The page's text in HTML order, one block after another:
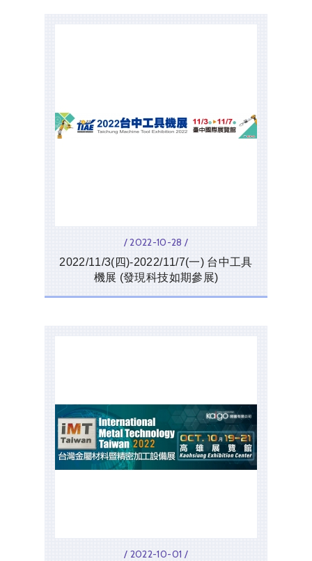
/ 2022-10-28 /
2022/11/3(四)-2022/11/7(一) 台中工具
機展 (發現科技如期參展)
/ 2022-10-01 /